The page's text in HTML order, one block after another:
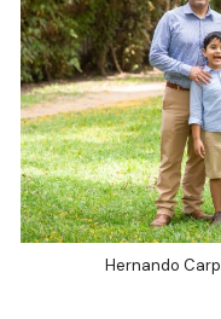
Hernando